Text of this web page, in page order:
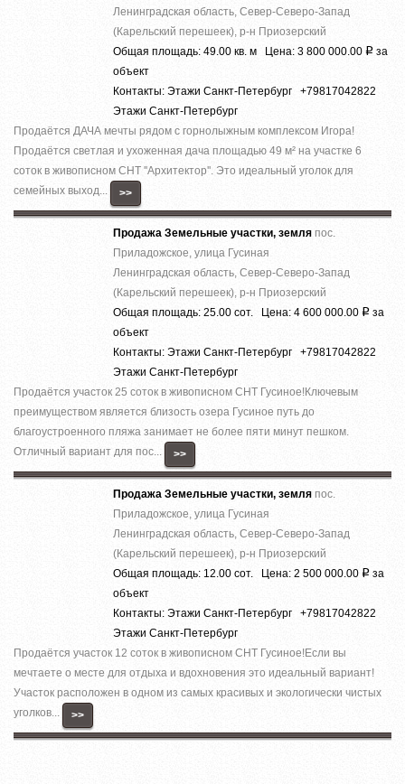
Ленинградская область, Север-Северо-Запад
(Карельский перешеек), р-н Приозерский
Общая площадь: 49.00 кв. м Цена: 3 800 000.00 Р за
объект
Контакты: Этажи Санкт-Петербург +79817042822
Этажи Санкт-Петербург
Продаётся ДАЧА мечты рядом с горнолыжным комплексом Игора!
Продаётся светлая и ухоженная дача площадью 49 м² на участке 6
соток в живописном СНТ ''Архитектор''. Это идеальный уголок для
семейных выход...
>>
Продажа Земельные участки, земля пос.
Приладожское, улица Гусиная
Ленинградская область, Север-Северо-Запад
(Карельский перешеек), р-н Приозерский
Общая площадь: 25.00 сот. Цена: 4 600 000.00 Р за
объект
Контакты: Этажи Санкт-Петербург +79817042822
Этажи Санкт-Петербург
Продаётся участок 25 соток в живописном СНТ Гусиное!Ключевым
преимуществом является близость озера Гусиное путь до
благоустроенного пляжа занимает не более пяти минут пешком.
Отличный вариант для пос...
>>
Продажа Земельные участки, земля пос.
Приладожское, улица Гусиная
Ленинградская область, Север-Северо-Запад
(Карельский перешеек), р-н Приозерский
Общая площадь: 12.00 сот. Цена: 2 500 000.00 Р за
объект
Контакты: Этажи Санкт-Петербург +79817042822
Этажи Санкт-Петербург
Продаётся участок 12 соток в живописном СНТ Гусиное!Если вы
мечтаете о месте для отдыха и вдохновения это идеальный вариант!
Участок расположен в одном из самых красивых и экологически чистых
уголков...
>>